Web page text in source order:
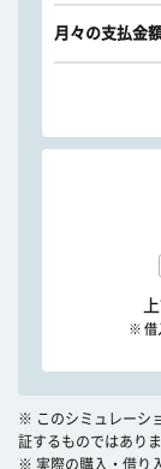
月々の支払金
※ 借
※ このシミュレーシ
証するものではありま
※ 実際の購入・借り